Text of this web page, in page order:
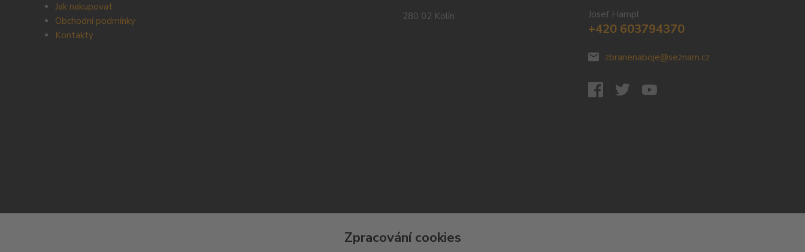
Jak nakupovat
Obchodní podmínky
Kontakty
280 02 Kolín
Josef Hampl
+420 603794370
zbranenaboje@seznam.cz
Zpracování cookies